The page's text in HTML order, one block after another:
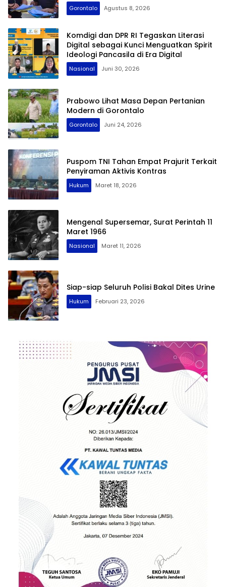
Gorontalo Agustus 8, 2026
Komdigi dan DPR RI Tegaskan Literasi
Digital sebagai Kunci Menguatkan Spirit
Ideologi Pancasila di Era Digital
Nasional Juni 30, 2026
Prabowo Lihat Masa Depan Pertanian
Modern di Gorontalo
Gorontalo Juni 24, 2026
Puspom TNI Tahan Empat Prajurit Terkait
Penyiraman Aktivis Kontras
Hukum Maret 18, 2026
Mengenal Supersemar, Surat Perintah 11
Maret 1966
Nasional Maret 11, 2026
Siap-siap Seluruh Polisi Bakal Dites Urine
Hukum Februari 23, 2026